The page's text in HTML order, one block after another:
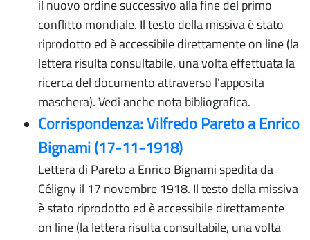
il nuovo ordine successivo alla fine del primo
conflitto mondiale. Il testo della missiva è stato
riprodotto ed è accessibile direttamente on line (la
lettera risulta consultabile, una volta effettuata la
ricerca del documento attraverso l'apposita
maschera). Vedi anche nota bibliografica.
Corrispondenza: Vilfredo Pareto a Enrico
Bignami (17-11-1918)
Lettera di Pareto a Enrico Bignami spedita da
Céligny il 17 novembre 1918. Il testo della missiva
è stato riprodotto ed è accessibile direttamente
on line (la lettera risulta consultabile, una volta